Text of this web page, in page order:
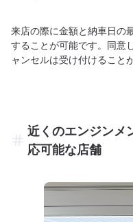
来店の際に金額と納車日の
することが可能です。同意
ャンセルは受け付けること
近くのエンジンメ
応可能な店舗